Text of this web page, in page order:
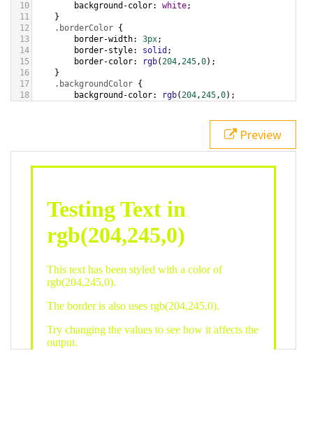
10
background-color: white;
11
}
12
.borderColor {
13
border-width: 3px;
14
border-style: solid ;
15
border-color: rgb(204,245,0);
16
}
17
.backgroundColor {
18
background-color: rgb(204,245,0);
bottom ,
white, rgb(204,245,0));
div class="textColor borderColor"
< h1>Testing Text in rgb(204,245,0)
Preview